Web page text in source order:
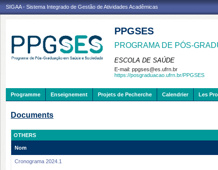
SIGAA - Sistema Integrado de Gestão de Atividades Acadêmicas
PPGSES
PROGRAMA DE PÓS-
ESCOLA DE SAÚDE
E-mail: ppgses@es.ufrn.br
https://posgraduacao.ufrn.br/PPGSES
Programme Enseignement Projets de Pecherche Calendrier Les
Documents
OTHERS
Nom
Cronograma 2024.1